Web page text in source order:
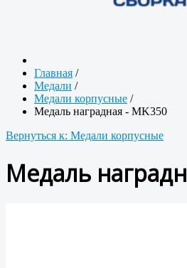
Главная /
Медали /
Медали корпусные /
Медаль наградная - MK350
Вернуться к: Медали корпусные
Медаль